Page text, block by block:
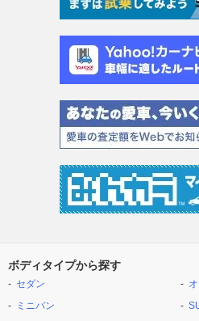
ボディタイプから探す
セダン
ミニバン